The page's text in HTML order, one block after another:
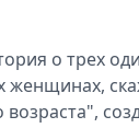
о трех
женщинах,
возраста",